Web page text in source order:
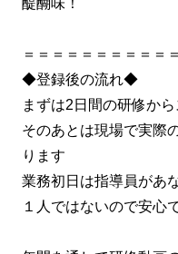
＝＝＝＝＝＝＝＝＝＝
◆登録後の流れ◆
まずは2日間の研修から
そのあとは現場で実際
ります
業務初日は指導員があ
１人ではないので安心